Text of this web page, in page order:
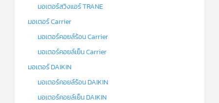
มอเตอร์สวิงแอร์ TRANE
มอเตอร์ Carrier
มอเตอร์คอยล์ร้อน Carrier
มอเตอร์คอยล์เย็น Carrier
มอเตอร์ DAIKIN
มอเตอร์คอยล์ร้อน DAIKIN
มอเตอร์คอยล์เย็น DAIKIN